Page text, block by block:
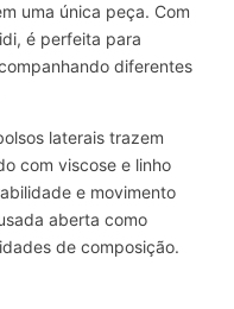
uma única peça. Com
é perfeita para
diferentes
laterais trazem
com viscose e linho
e movimento
aberta como
de composição.